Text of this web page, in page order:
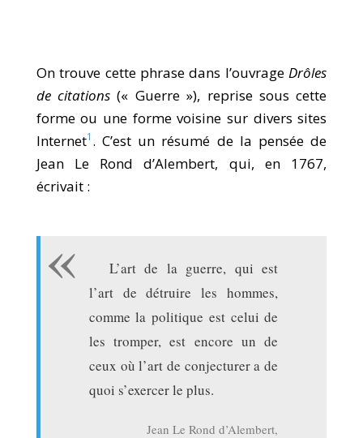
On trouve cette phrase dans l’ouvrageDrôles
de citations (« Guerre »), reprise sous cette
forme ou une forme voisine sur divers sites
Internet1 . C’est un résumé de la pensée de
Jean Le Rond d’Alembert, qui, en 1767,
écrivait :
L’art de la guerre, qui est
l’art de détruire les hommes,
comme la politique est celui de
les tromper, est encore un de
ceux où l’art de conjecturer a de
quoi s’exercer le plus.
Jean Le Rond d’Alembert,